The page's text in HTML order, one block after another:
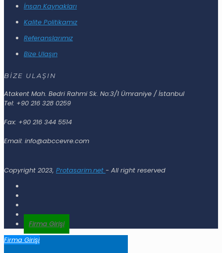
İnsan Kaynakları
Kalite Politikamız
Referanslarımız
Bize Ulaşın
BİZE ULAŞIN
Atakent Mah. Bedri Rahmi Sk. No:3/1 Ümraniye / İstanbul
Tel: +90 216 328 0259
Fax: +90 216 344 5514
Email: info@abccevre.com
Copyright 2023, Protasarim.net - All right reserved
Firma Girişi
Firma Girişi